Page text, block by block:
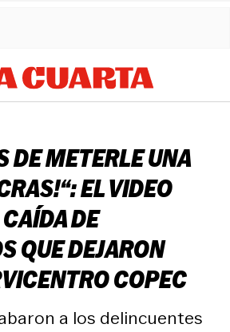
DE METERLE UNA
EL VIDEO
DE
QUE DEJARON
COPEC
a los delincuentes